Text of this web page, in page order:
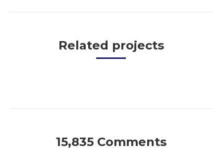
Related projects
15,835 Comments